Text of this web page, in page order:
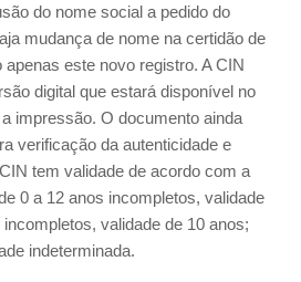
do nome social a pedido do
mudança de nome na certidão de
este novo registro. A CIN
digital que estará disponível no
impressão. O documento ainda
verificação da autenticidade e
tem validade de acordo com a
0 a 12 anos incompletos, validade
validade de 10 anos;
indeterminada.